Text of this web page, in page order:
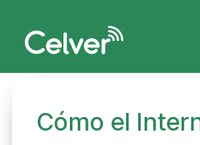
Cómo el